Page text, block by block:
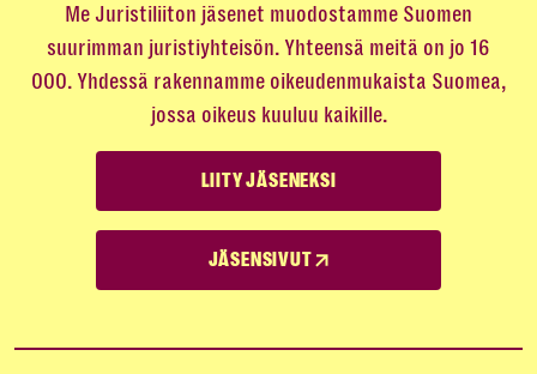
Me Juristiliiton jäsenet muodostamme Suomen
suurimman juristiyhteisön. Yhteensä meitä on jo 16
000. Yhdessä rakennamme oikeudenmukaista Suomea,
jossa oikeus kuuluu kaikille.
LIITY JÄSENEKSI
JÄSENSIVUT